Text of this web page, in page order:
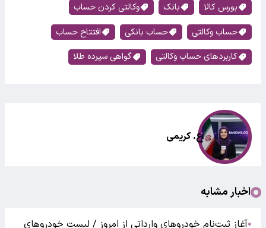
بورس کالا بانک
وکالتی کردن حساب
حساب وکالتی
حساب بانکی
افتتاح حساب
کاربردهای حساب وکالتی
گواهی سپرده طلا
اع. کریمی
اخبار مشابه
●آغاز ثبت‌نام خودروهای وارداتی از امروز / لیست خودروهای